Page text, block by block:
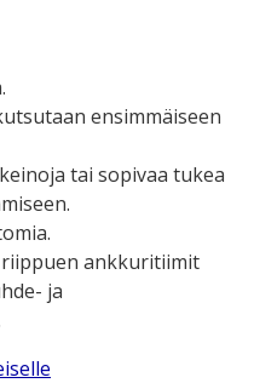
ensimmäiseen
tai sopivaa tukea
ankkuritiimit
ja